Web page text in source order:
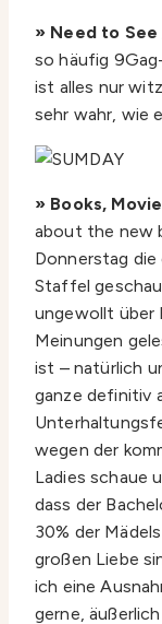
» Need to See
so häufig
ist alles nur
sehr wahr, wie
» Books,
about the new
Donnerstag
Staffel
ungewollt über
Meinungen
ist – natürlich
ganze definitiv
wegen der
Ladies schaue
dass der
30% der
großen Liebe
ich eine
gerne,